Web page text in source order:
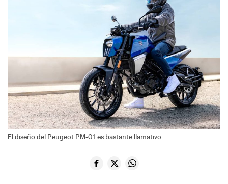
El diseño del Peugeot PM-01 es bastante llamativo.